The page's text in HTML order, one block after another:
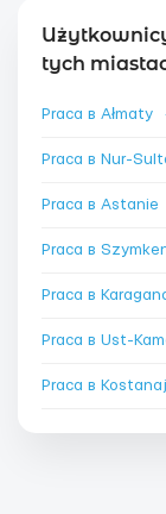
tych
Praca в Ałmaty
Praca в Nur-
Praca в Astanie
Praca в
Praca в
Praca в Ust-
Praca в Kostanaj